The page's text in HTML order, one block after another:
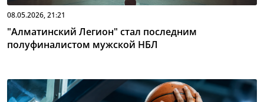
08.05.2026, 21:21
"Алматинский Легион" стал последним
полуфиналистом мужской НБЛ